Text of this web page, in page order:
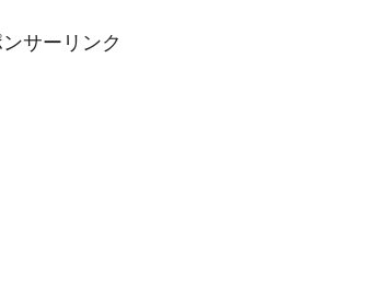
ンサーリンク